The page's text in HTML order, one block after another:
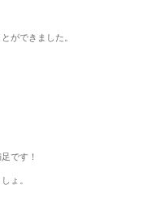
ができました。
です！
ょ。